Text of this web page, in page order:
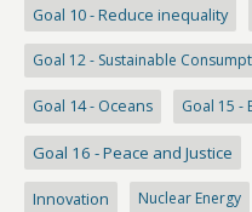
Goal 10 - Reduce inequality
Goal 12 - Sustainable
Goal 14 - Oceans Goal 15 -
Goal 16 - Peace and Justice
Innovation Nuclear Energy